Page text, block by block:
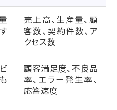
売上高、生産量、顧
客数、契約件数、ア
クセス数
顧客満足度、不良品
率、エラー発生率、
応答速度